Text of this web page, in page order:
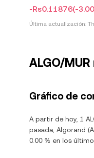
-Rs0.11876(-
Última actualización:
ALGO/
Gráfico de
A partir de hoy, 1
pasada, Algorand
0.00 % en los